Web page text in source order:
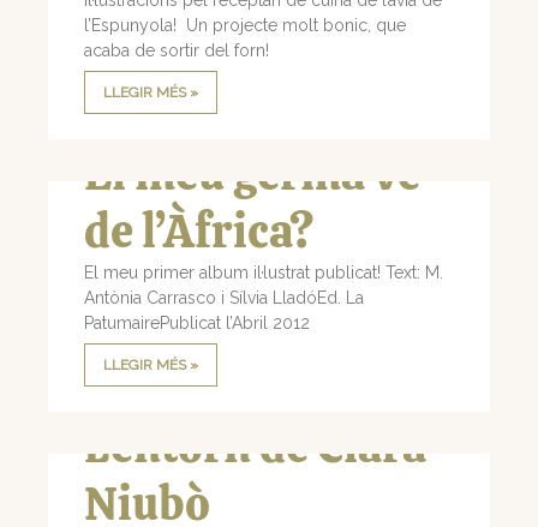
l’Espunyola! Un projecte molt bonic, que
acaba de sortir del forn!
LLEGIR MÉS »
El meu germà ve
de l’Àfrica?
El meu primer album il·lustrat publicat! Text: M.
Antònia Carrasco i Sílvia LladóEd. La
PatumairePublicat l’Abril 2012
LLEGIR MÉS »
L’entorn de Clara
Niubò